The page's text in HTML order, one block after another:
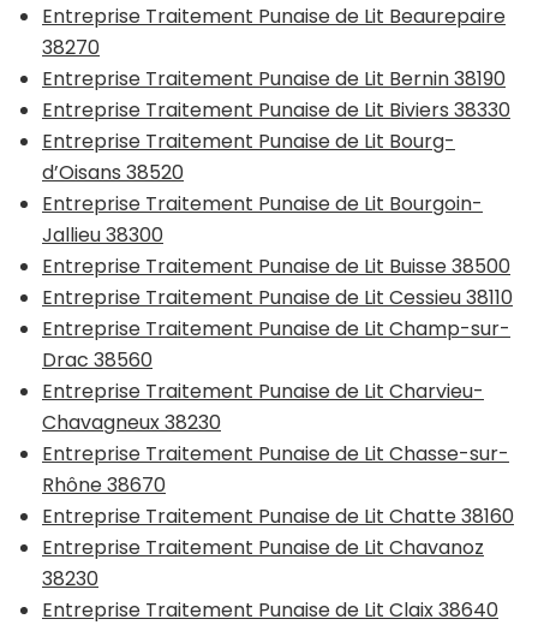
Entreprise Traitement Punaise de Lit Beaurepaire
38270
Entreprise Traitement Punaise de Lit Bernin 38190
Entreprise Traitement Punaise de Lit Biviers 38330
Entreprise Traitement Punaise de Lit Bourg-
d’Oisans 38520
Entreprise Traitement Punaise de Lit Bourgoin-
Jallieu 38300
Entreprise Traitement Punaise de Lit Buisse 38500
Entreprise Traitement Punaise de Lit Cessieu 38110
Entreprise Traitement Punaise de Lit Champ-sur-
Drac 38560
Entreprise Traitement Punaise de Lit Charvieu-
Chavagneux 38230
Entreprise Traitement Punaise de Lit Chasse-sur-
Rhône 38670
Entreprise Traitement Punaise de Lit Chatte 38160
Entreprise Traitement Punaise de Lit Chavanoz
38230
Entreprise Traitement Punaise de Lit Claix 38640